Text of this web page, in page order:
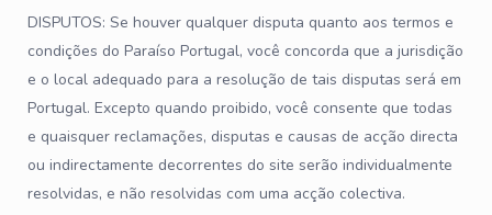
DISPUTOS: Se houver qualquer disputa quanto aos termos e
condições do Paraíso Portugal, você concorda que a jurisdição
e o local adequado para a resolução de tais disputas será em
Portugal. Excepto quando proibido, você consente que todas
e quaisquer reclamações, disputas e causas de acção directa
ou indirectamente decorrentes do site serão individualmente
resolvidas, e não resolvidas com uma acção colectiva.